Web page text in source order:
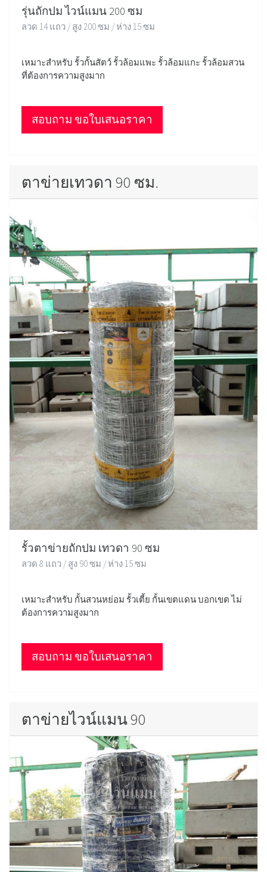
รุ่นถักปม ไวน์แมน 200 ซม
ลวด 14 แถว / สูง 200 ซม / ห่าง 15 ซม
เหมาะสำหรับ รั้วกั้นสัตว์ รั้วล้อมแพะ รั้วล้อมแกะ รั้วล้อมสวน
ที่ต้องการความสูงมาก
สอบถาม ขอใบเสนอราคา
ตาข่ายเทวดา 90 ซม.
รั้วตาข่ายถักปม เทวดา 90 ซม
ลวด 8 แถว / สูง 90 ซม / ห่าง 15 ซม
เหมาะสำหรับ กั้นสวนหย่อม รั้วเตี้ย กั้นเขตแดน บอกเขต ไม่
ต้องการความสูงมาก
สอบถาม ขอใบเสนอราคา
ตาข่ายไวน์แมน 90